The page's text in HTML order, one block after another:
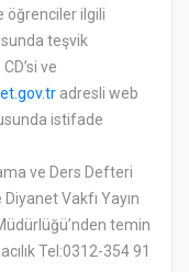
öğrenciler ilgili
teşvik
ve
adresli web
istifade
ve Ders Defteri
Vakfı Yayın
temin
Tel:0312-354 91